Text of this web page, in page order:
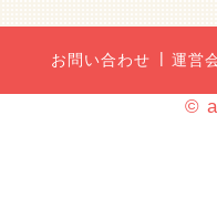
お問い合わせ 運営
©